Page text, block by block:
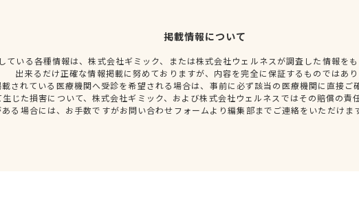
掲載情報について
ている各種情報は、株式会社ギミック、または株式会社ウェルネスが調査した情報を
出来るだけ正確な情報掲載に努めておりますが、内容を完全に保証するものではあ
載されている医療機関へ受診を希望される場合は、事前に必ず該当の医療機関に直接ご
じた損害について、株式会社ギミック、および株式会社ウェルネスではその賠償の責
る場合には、お手数ですがお問い合わせフォームより編集部までご連絡をいただけま